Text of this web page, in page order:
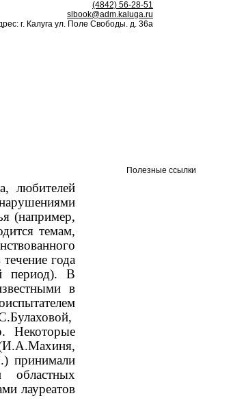
(4842) 56-28-51
slbook@adm.kaluga.ru
г. Калуга ул. Поле Свободы. д. 36а
любителей
(например,
темам,
года
период). В
в
Некоторые
принимали
лауреатов
Полезные ссылки